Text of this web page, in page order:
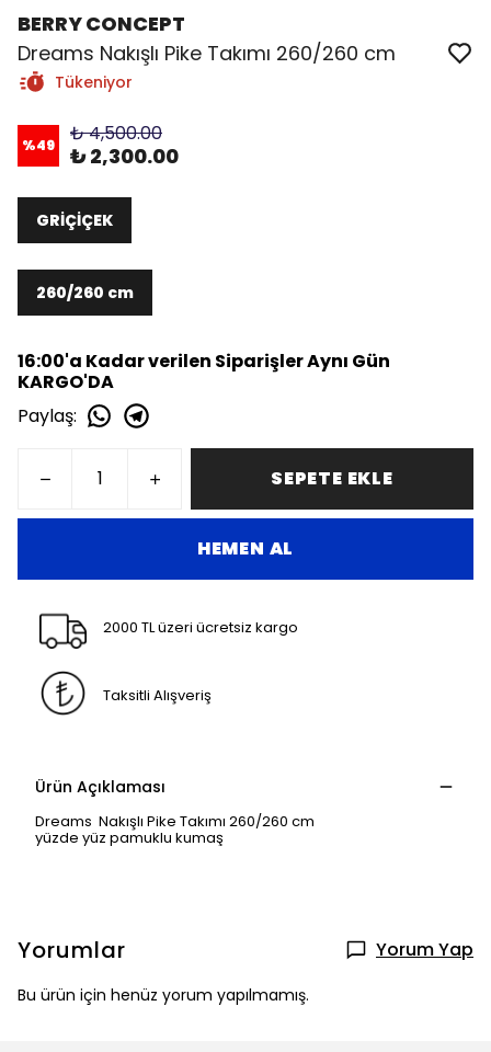
BERRY CONCEPT
Dreams Nakışlı Pike Takımı 260/260 cm
Tükeniyor
%49 ₺ 4,500.00
₺ 2,300.00
GRİÇİÇEK
260/260 cm
16:00'a Kadar verilen Siparişler Aynı Gün
KARGO'DA
Paylaş:
SEPETE EKLE
HEMEN AL
2000 TL üzeri ücretsiz kargo
Taksitli Alışveriş
Ürün Açıklaması
Dreams Nakışlı Pike Takımı 260/260 cm
yüzde yüz pamuklu kumaş
Yorumlar Yorum Yap
Bu ürün için henüz yorum yapılmamış.